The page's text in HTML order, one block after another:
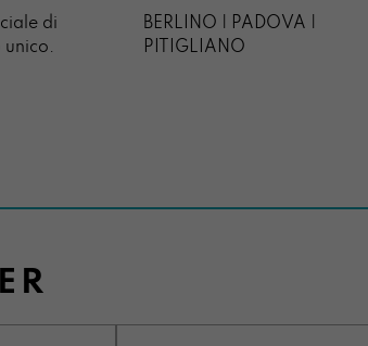
di
BERLINO | PADOVA |
PITIGLIANO